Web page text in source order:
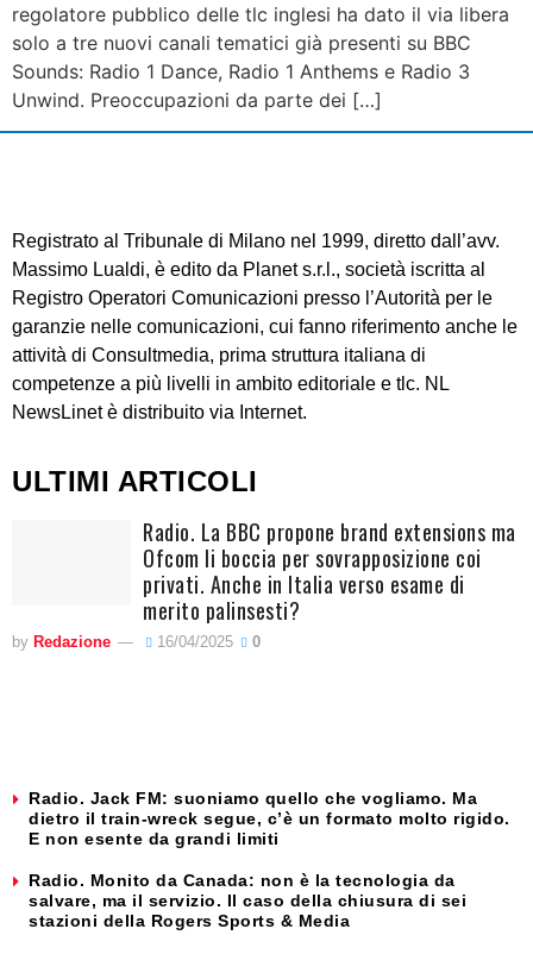
regolatore pubblico delle tlc inglesi ha dato il via libera
solo a tre nuovi canali tematici già presenti su BBC
Sounds: Radio 1 Dance, Radio 1 Anthems e Radio 3
Unwind. Preoccupazioni da parte dei […]
Registrato al Tribunale di Milano nel 1999, diretto dall’avv.
Massimo Lualdi, è edito da Planet s.r.l., società iscritta al
Registro Operatori Comunicazioni presso l’Autorità per le
garanzie nelle comunicazioni, cui fanno riferimento anche le
attività di Consultmedia, prima struttura italiana di
competenze a più livelli in ambito editoriale e tlc. NL
NewsLinet è distribuito via Internet.
ULTIMI ARTICOLI
Radio. La BBC propone brand extensions ma
Ofcom li boccia per sovrapposizione coi
privati. Anche in Italia verso esame di
merito palinsesti?
by Redazione 16/04/2025 0
Radio. Jack FM: suoniamo quello che vogliamo. Ma
dietro il train-wreck segue, c’è un formato molto rigido.
E non esente da grandi limiti
Radio. Monito da Canada: non è la tecnologia da
salvare, ma il servizio. Il caso della chiusura di sei
stazioni della Rogers Sports & Media